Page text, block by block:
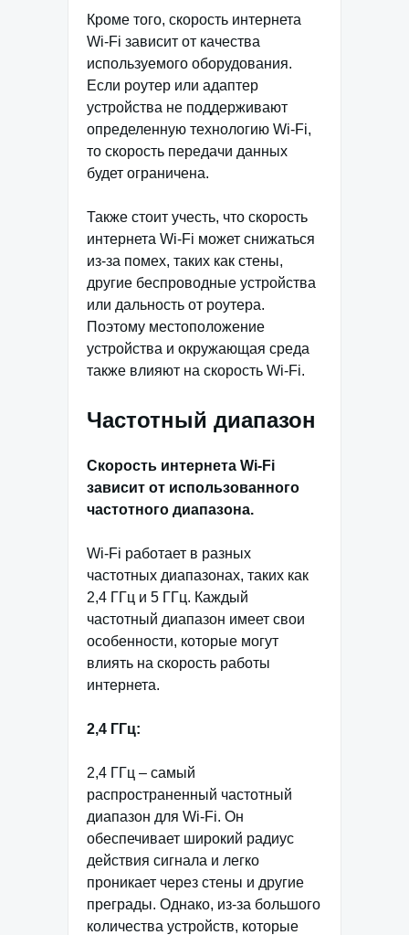
Кроме того, скорость интернета
Wi-Fi зависит от качества
используемого оборудования.
Если роутер или адаптер
устройства не поддерживают
определенную технологию Wi-Fi,
то скорость передачи данных
будет ограничена.
Также стоит учесть, что скорость
интернета Wi-Fi может снижаться
из-за помех, таких как стены,
другие беспроводные устройства
или дальность от роутера.
Поэтому местоположение
устройства и окружающая среда
также влияют на скорость Wi-Fi.
Частотный диапазон
Скорость интернета Wi-Fi
зависит от использованного
частотного диапазона.
Wi-Fi работает в разных
частотных диапазонах, таких как
2,4 ГГц и 5 ГГц. Каждый
частотный диапазон имеет свои
особенности, которые могут
влиять на скорость работы
интернета.
2,4 ГГц:
2,4 ГГц – самый
распространенный частотный
диапазон для Wi-Fi. Он
обеспечивает широкий радиус
действия сигнала и легко
проникает через стены и другие
преграды. Однако, из-за большого
количества устройств, которые